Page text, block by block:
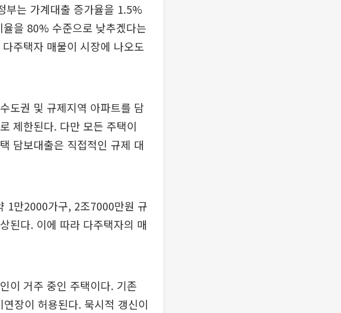
부는 가계대출 증가율을 1.5%
을 80% 수준으로 낮추겠다는
주택자 매물이 시장에 나오도
도권 및 규제지역 아파트를 담
제한된다. 다만 모든 주택이
담보대출은 직접적인 규제 대
1만2000가구, 2조7000만원 규
된다. 이에 따라 다주택자의 매
이 거주 중인 주택이다. 기존
장이 허용된다. 묵시적 갱신이